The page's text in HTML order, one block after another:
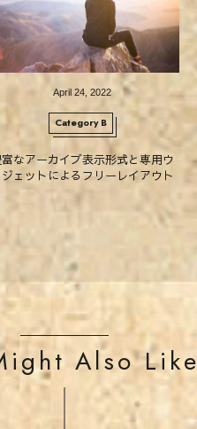
April 24 2022
Category B
なアーカイブ表示形式と専用ウ
ジェットによるフリーレイアウト
Also Like